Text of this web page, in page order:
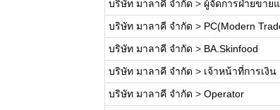
บริษัท มาลาคี จำกัด > ผู้จัดการฝ่ายขาย
บริษัท มาลาคี จำกัด > PC(Modern
บริษัท มาลาคี จำกัด > BA.Skinfood
บริษัท มาลาคี จำกัด > เจ้าหน้าที่การเงิน
บริษัท มาลาคี จำกัด > Operator